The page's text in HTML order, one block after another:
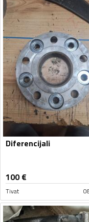
Diferencijali
100€
Tivat